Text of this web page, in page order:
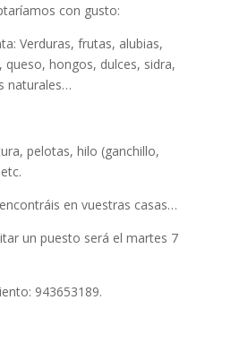
con gusto:
Verduras, frutas, alubias,
hongos, dulces, sidra,
naturales…
pelotas, hilo (ganchillo,
en vuestras casas…
un puesto será el martes 7
943653189.